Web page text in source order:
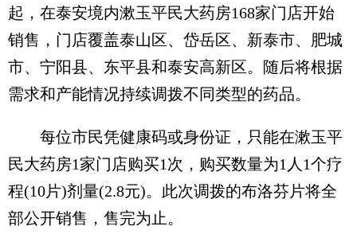
起，在泰安境内漱玉平民大药房168家门店开始
销售，门店覆盖泰山区、岱岳区、新泰市、肥城
市、宁阳县、东平县和泰安高新区。随后将根据
需求和产能情况持续调拨不同类型的药品。
每位市民凭健康码或身份证，只能在漱玉平
民大药房1家门店购买1次，购买数量为1人1个疗
程(10片)剂量(2.8元)。此次调拨的布洛芬片将全
部公开销售，售完为止。